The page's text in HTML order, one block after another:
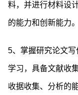
料，并进行材料设
的能力和创新能力。
5、掌握研究论文
学习，具备文献收
收据收集、分析的